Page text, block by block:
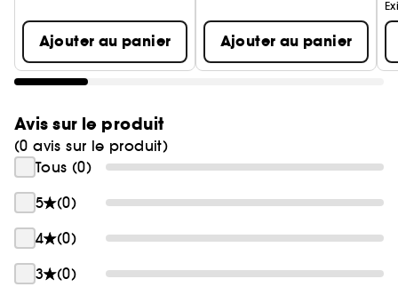
Ajouter au panier Ajouter au panier
Avis sur le produit
(0 avis sur le produit)
Tous (0)
5
(0)
4
(0)
3
(0)